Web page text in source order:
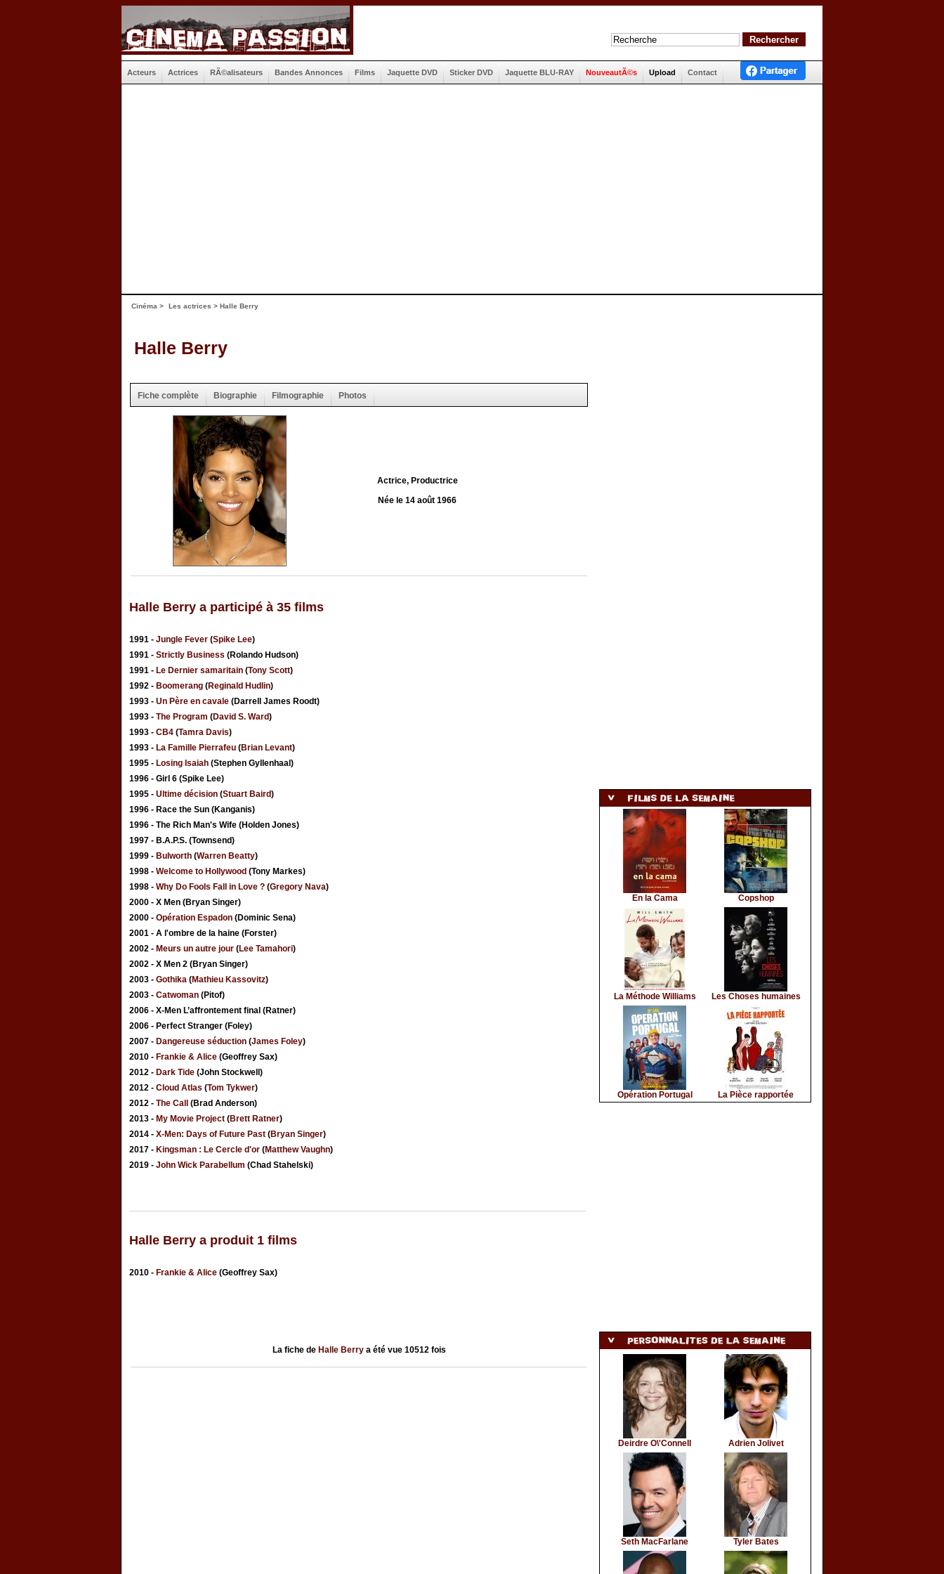
Acteurs Actrices RÃ©alisateurs Bandes Annonces Films Jaquette DVD Sticker DVD Jaquette BLU-RAY NouveautÃ©s Upload Contact
Cinéma > Les actrices > Halle Berry
Halle Berry
Fiche complète Biographie Filmographie Photos
Actrice, Productrice
Née le 14 août 1966
Halle Berry a participé à 35 films
1991 - Jungle Fever (Spike Lee)
1991 - Strictly Business (Rolando Hudson)
1991 - Le Dernier samaritain (Tony Scott)
1992 - Boomerang (Reginald Hudlin)
1993 - Un Père en cavale (Darrell James Roodt)
1993 - The Program (David S. Ward)
1993 - CB4 (Tamra Davis)
1993 - La Famille Pierrafeu (Brian Levant)
1995 - Losing Isaiah (Stephen Gyllenhaal)
1996 - Girl 6 (Spike Lee)
1995 - Ultime décision (Stuart Baird)
1996 - Race the Sun (Kanganis)
1996 - The Rich Man's Wife (Holden Jones)
1997 - B.A.P.S. (Townsend)
1999 - Bulworth (Warren Beatty)
1998 - Welcome to Hollywood (Tony Markes)
1998 - Why Do Fools Fall in Love ? (Gregory Nava)
2000 - X Men (Bryan Singer)
2000 - Opération Espadon (Dominic Sena)
2001 - A l'ombre de la haine (Forster)
2002 - Meurs un autre jour (Lee Tamahori)
2002 - X Men 2 (Bryan Singer)
2003 - Gothika (Mathieu Kassovitz)
2003 - Catwoman (Pitof)
2006 - X-Men L’affrontement final (Ratner)
2006 - Perfect Stranger (Foley)
2007 - Dangereuse séduction (James Foley)
2010 - Frankie & Alice (Geoffrey Sax)
2012 - Dark Tide (John Stockwell)
2012 - Cloud Atlas (Tom Tykwer)
2012 - The Call (Brad Anderson)
2013 - My Movie Project (Brett Ratner)
2014 - X-Men: Days of Future Past (Bryan Singer)
2017 - Kingsman : Le Cercle d'or (Matthew Vaughn)
2019 - John Wick Parabellum (Chad Stahelski)
Halle Berry a produit 1 films
2010 - Frankie & Alice (Geoffrey Sax)
La fiche de Halle Berrya été vue 10512 fois
En la Cama Copshop
La Méthode Williams Les Choses humaines
Opération Portugal La Pièce rapportée
Deirdre O\'Connell Adrien Jolivet
Seth MacFarlane Tyler Bates